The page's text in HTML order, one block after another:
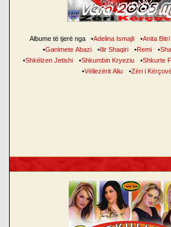
Albume të tjerë nga •Adelina Ismajli •Anita Bitri
•Ganimete Abazi •Ilir Shaqiri •Remi •
•Shkëlzen Jetishi •Shkumbin Kryeziu •Shkurte
•Vëllezërit Aliu •Zëri i